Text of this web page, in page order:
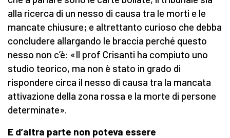
alla ricerca di un nesso di causa tra le morti e le
mancate chiusure; e altrettanto curioso che debba
concludere allargando le braccia perché questo
nesso non c’è: «Il prof Crisanti ha compiuto uno
studio teorico, ma non è stato in grado di
rispondere circa il nesso di causa tra la mancata
attivazione della zona rossa e la morte di persone
determinate».
E d’altra parte non poteva essere